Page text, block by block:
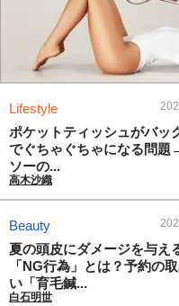
Lifestyle
ポケットティッシュがバッ
でぐちゃぐちゃになる問題
ソーの...
高木沙織
Beauty
夏の頭皮にダメージを与え
「NG行為」とは？予約の
い「育毛鍼...
白石明世